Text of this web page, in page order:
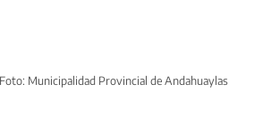
Municipalidad Provincial de Andahuaylas